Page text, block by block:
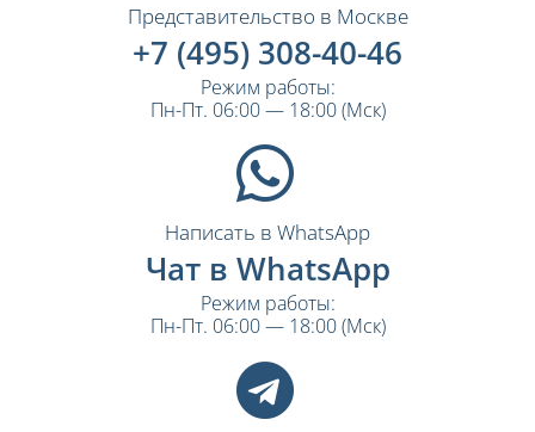
Представительство в Москве
+7 (495) 308-40-46
Режим работы:
Пн-Пт. 06:00 — 18:00 (Мск)
Написать в WhatsApp
Чат в WhatsApp
Режим работы:
Пн-Пт. 06:00 — 18:00 (Мск)